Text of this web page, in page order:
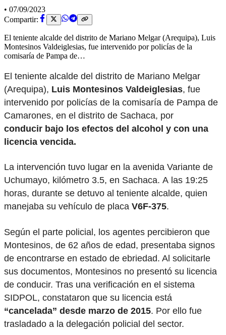
• 07/09/2023
Compartir:
El teniente alcalde del distrito de Mariano Melgar (Arequipa), Luis
Montesinos Valdeiglesias, fue intervenido por policías de la
comisaría de Pampa de…
El teniente alcalde del distrito de Mariano Melgar
(Arequipa), Luis Montesinos Valdeiglesias, fue
intervenido por policías de la comisaría de Pampa de
Camarones, en el distrito de Sachaca, por
conducir bajo los efectos del alcohol y con una
licencia vencida.
La intervención tuvo lugar en la avenida Variante de
Uchumayo, kilómetro 3.5, en Sachaca. A las 19:25
horas, durante se detuvo al teniente alcalde, quien
manejaba su vehículo de placa V6F-375.
Según el parte policial, los agentes percibieron que
Montesinos, de 62 años de edad, presentaba signos
de encontrarse en estado de ebriedad. Al solicitarle
sus documentos, Montesinos no presentó su licencia
de conducir. Tras una verificación en el sistema
SIDPOL, constataron que su licencia está
“cancelada” desde marzo de 2015. Por ello fue
trasladado a la delegación policial del sector.